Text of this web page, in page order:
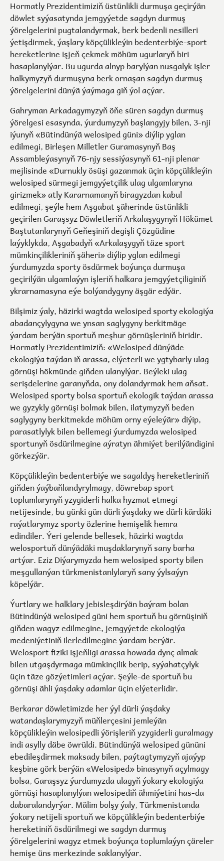
Hormatly Prezidentimiziň üstünlikli durmuşa geçirýän
döwlet syýasatynda jemgyýetde sagdyn durmuş
ýörelgelerini pugtalandyrmak, berk bedenli nesilleri
ýetişdirmek, ýaşlary köpçülikleýin bedenterbiýe-sport
hereketlerine işjeň çekmek möhüm ugurlaryň biri
hasaplanylýar. Bu ugurda alnyp barylýan nusgalyk işler
halkymyzyň durmuşyna berk ornaşan sagdyn durmuş
ýörelgelerini dünýä ýaýmaga giň ýol açýar.
Gahryman Arkadagymyzyň öňe süren sagdyn durmuş
ýörelgesi esasynda, ýurdumyzyň başlangyjy bilen, 3-nji
iýunyň «Bütindünýä welosiped güni» diýlip yglan
edilmegi, Birleşen Milletler Guramasynyň Baş
Assambleýasynyň 76-njy sessiýasynyň 61-nji plenar
mejlisinde «Durnukly ösüşi gazanmak üçin köpçülikleýin
welosiped sürmegi jemgyýetçilik ulag ulgamlaryna
girizmek» atly Kararnamanyň biragyzdan kabul
edilmegi, şeýle hem Aşgabat şäherinde üstünlikli
geçirilen Garaşsyz Döwletleriň Arkalaşygynyň Hökümet
Baştutanlarynyň Geňeşiniň degişli Çözgüdine
laýyklykda, Aşgabadyň «Arkalaşygyň täze sport
mümkinçilikleriniň şäheri» diýlip yglan edilmegi
ýurdumyzda sporty ösdürmek boýunça durmuşa
geçirilýän ulgamlaýyn işleriň halkara jemgyýetçiliginiň
ykrarnamasyna eýe bolýandygyny äşgär edýär.
Bilşimiz ýaly, häzirki wagtda welosiped sporty ekologiýa
abadançylygyna we ynsan saglygyny berkitmäge
ýardam berýän sportuň meşhur görnüşleriniň biridir.
Hormatly Prezidentimiziň: «Welosiped dünýäde
ekologiýa taýdan iň arassa, elýeterli we ygtybarly ulag
görnüşi hökmünde giňden ulanylýar. Beýleki ulag
serişdelerine garanyňda, ony dolandyrmak hem aňsat.
Welosiped sporty bolsa sportuň ekologik taýdan arassa
we gyzykly görnüşi bolmak bilen, ilatymyzyň beden
saglygyny berkitmekde möhüm orny eýeleýär» diýip,
parasatlylyk bilen bellemegi ýurdumyzda welosiped
sportunyň ösdürilmegine aýratyn ähmiýet berilýändigini
görkezýär.
Köpçülikleýin bedenterbiýe we sagaldyş hereketleriniň
giňden ýaýbaňlandyrylmagy, döwrebap sport
toplumlarynyň yzygiderli halka hyzmat etmegi
netijesinde, bu günki gün dürli ýaşdaky we dürli kärdäki
raýatlarymyz sporty özlerine hemişelik hemra
edindiler. Ýeri gelende bellesek, häzirki wagtda
welosportuň dünýädäki muşdaklarynyň sany barha
artýar. Eziz Diýarymyzda hem welosiped sporty bilen
meşgullanýan türkmenistanlylaryň sany ýylsaýyn
köpelýär.
Ýurtlary we halklary jebisleşdirýän baýram bolan
Bütindünýä welosiped güni hem sportuň bu görnüşiniň
giňden wagyz edilmegine, jemgyýetde ekologiýa
medeniýetiniň ilerledilmegine ýardam berýär.
Welosport fiziki işjeňligi arassa howada dynç almak
bilen utgaşdyrmaga mümkinçilik berip, syýahatçylyk
üçin täze gözýetimleri açýar. Şeýle-de sportuň bu
görnüşi ähli ýaşdaky adamlar üçin elýeterlidir.
Berkarar döwletimizde her ýyl dürli ýaşdaky
watandaşlarymyzyň müňlerçesini jemleýän
köpçülikleýin welosipedli ýörişleriň yzygiderli guralmagy
indi asylly däbe öwrüldi. Bütindünýä welosiped gününi
ebedileşdirmek maksady bilen, paýtagtymyzyň ajaýyp
keşbine görk berýän «Welosiped» binasynyň açylmagy
bolsa, Garaşsyz ýurdumyzda ulagyň ýokary ekologiýa
görnüşi hasaplanylýan welosipediň ähmiýetini has-da
dabaralandyrýar. Mälim bolşy ýaly, Türkmenistanda
ýokary netijeli sportuň we köpçülikleýin bedenterbiýe
hereketiniň ösdürilmegi we sagdyn durmuş
ýörelgelerini wagyz etmek boýunça toplumlaýyn çäreler
hemişe üns merkezinde saklanylýar.